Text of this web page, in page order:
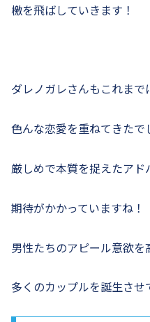
檄を飛ばしていきます！
ダレノガレさんもこれまで
色んな恋愛を重ねてきたで
厳しめで本質を捉えたアド
期待がかかっていますね！
男性たちのアピール意欲を
多くのカップルを誕生させ